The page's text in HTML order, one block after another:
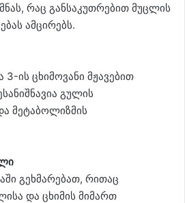
რაც განსაკუთრებით მუცლის
ამცირებს.
ის ცხიმოვანი მჟავებით
გულის
მეტაბოლიზმის
გეხმარებათ, რითაც
და ცხიმის მიმართ